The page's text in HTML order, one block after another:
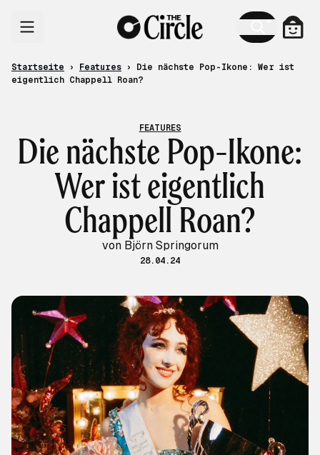
Startseite › Features ›
Die nächste Pop-Ikone: Wer ist
eigentlich Chappell Roan?
FEATURES
Die nächste Pop-Ikone:
Wer ist eigentlich
Chappell Roan?
von Björn Springorum
28.04.24